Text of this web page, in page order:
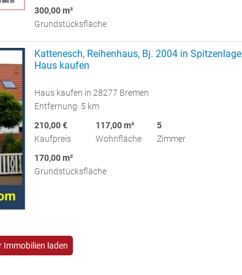
300,00 m²
Grundstücksfläche
Kattenesch, Reihenhaus, Bj. 2004 in Spitzenlage
Haus kaufen
Haus kaufen in 28277 Bremen
Entfernung: 5 km
210,00 €
Kaufpreis
117,00 m²
Wohnfläche
5
Zimmer
170,00 m²
Grundstücksfläche
Immobilien laden